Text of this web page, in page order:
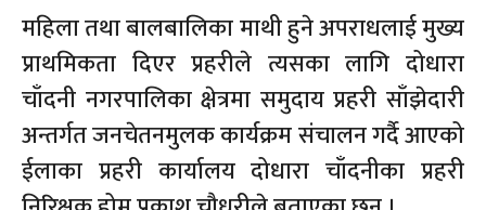
महिला तथा बालबालिका माथी हुने अपराधलाई मुख्य
प्राथमिकता दिएर प्रहरीले त्यसका लागि दोधारा
चाँदनी नगरपालिका क्षेत्रमा समुदाय प्रहरी साँझेदारी
अन्तर्गत जनचेतनमुलक कार्यक्रम संचालन गर्दै आएको
ईलाका प्रहरी कार्यालय दोधारा चाँदनीका प्रहरी